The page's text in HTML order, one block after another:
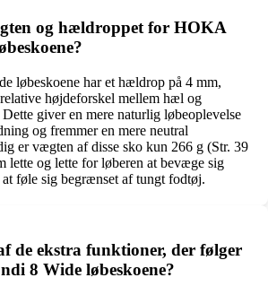
og hældroppet for HOKA
løbeskoene har et hældrop på 4 mm,
højdeforskel mellem hæl og
giver en mere naturlig løbeoplevelse
og fremmer en mere neutral
er vægten af disse sko kun 266 g (Str. 39
lette og lette for løberen at bevæge sig
føle sig begrænset af tungt fodtøj.
de ekstra funktioner, der følger
8 Wide løbeskoene?